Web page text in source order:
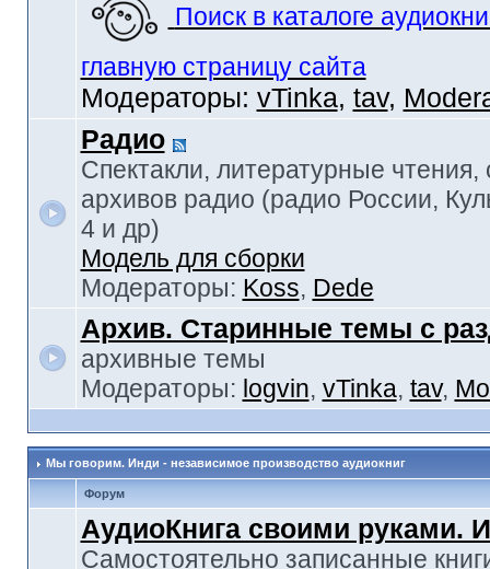
Поиск в каталоге
главную страницу сайта
Модераторы: vTinka, tav,
Радио
Спектакли, литературные
архивов радио (радио России,
4 и др)
Модель для сборки
Модераторы: Koss, Dede
Архив. Старинные темы с
архивные темы
Модераторы: logvin, vTinka, tav,
Мы говорим. Инди - независимое производство аудиокниг
Форум
АудиоКнига своими руками.
Самостоятельно записанные